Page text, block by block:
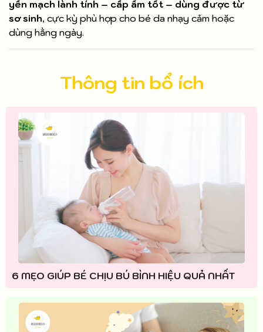
yến mạch lành tính – cấp ẩm tốt – dùng được từ
sơ sinh, cực kỳ phù hợp cho bé da nhạy cảm hoặc
dùng hằng ngày.
Thông tin bổ ích
6 MẸO GIÚP BÉ CHỊU BÚ BÌNH HIỆU QUẢ NHẤT